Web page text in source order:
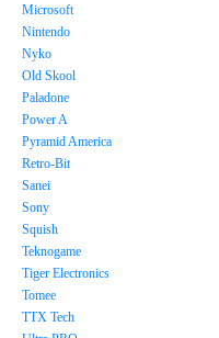
Microsoft
Nintendo
Nyko
Old Skool
Paladone
Power A
Pyramid America
Retro-Bit
Sanei
Sony
Squish
Teknogame
Tiger Electronics
Tomee
TTX Tech